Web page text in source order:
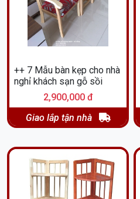
++ 7 Mẫu bàn kẹp cho nhà
nghỉ khách sạn gỗ sồi
2,900,000 đ
Giao lắp tận nhà